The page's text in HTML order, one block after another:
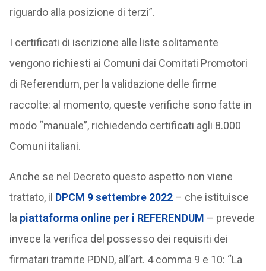
riguardo alla posizione di terzi”.
I certificati di iscrizione alle liste solitamente
vengono richiesti ai Comuni dai Comitati Promotori
di Referendum, per la validazione delle firme
raccolte: al momento, queste verifiche sono fatte in
modo “manuale”, richiedendo certificati agli 8.000
Comuni italiani.
Anche se nel Decreto questo aspetto non viene
trattato, il DPCM 9 settembre 2022– che istituisce
la piattaforma online per i REFERENDUM – prevede
invece la verifica del possesso dei requisiti dei
firmatari tramite PDND, all’art. 4 comma 9 e 10: “La